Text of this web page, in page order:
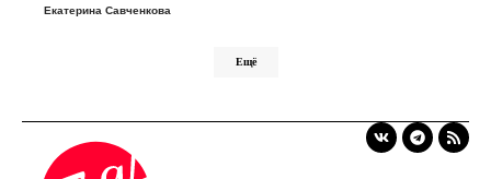
Екатерина Савченкова
Ещё